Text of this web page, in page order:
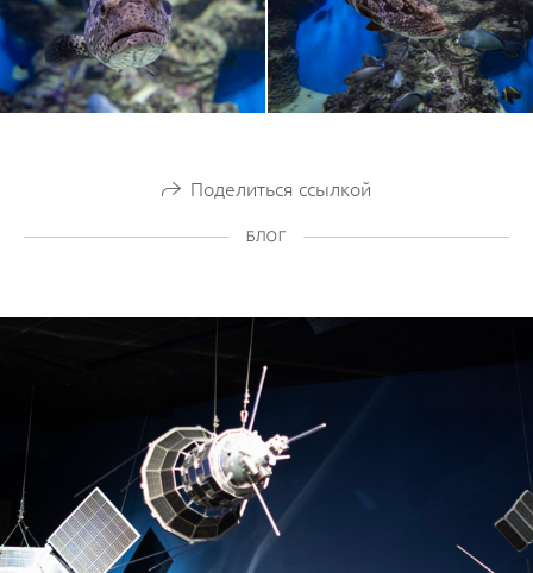
Поделиться ссылкой
БЛОГ